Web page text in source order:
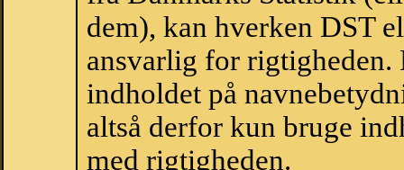
dem), kan hverken DST
ansvarlig for
indholdet på
altså derfor kun bruge
med rigtigheden.